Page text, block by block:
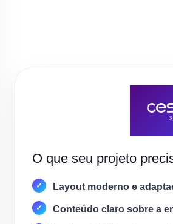
O que seu projeto
Layout moderno e
Conteúdo claro sobre a